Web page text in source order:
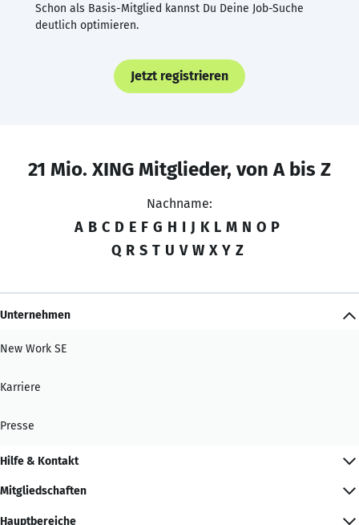
Schon als Basis-Mitglied kannst Du Deine Job-Suche
deutlich optimieren.
Jetzt registrieren
21 Mio. XING Mitglieder, von A bis Z
Nachname:
A B C D E F G H I J K L M N O P
Q R S T U V W X Y Z
Unternehmen
New Work SE
Karriere
Presse
Hilfe & Kontakt
Mitgliedschaften
Hauptbereiche